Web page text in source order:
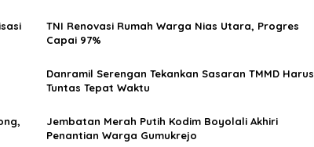
TNI Renovasi Rumah Warga Nias Utara, Progres
Capai 97%
Danramil Serengan Tekankan Sasaran TMMD Harus
Tuntas Tepat Waktu
Jembatan Merah Putih Kodim Boyolali Akhiri
Penantian Warga Gumukrejo